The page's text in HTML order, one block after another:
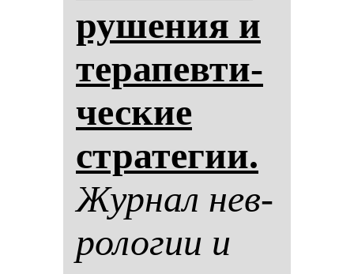
ру­ше­ния и
те­ра­пев­ти­
чес­кие
стра­те­гии.
Жур­нал нев­
ро­ло­гии и